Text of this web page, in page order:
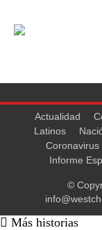
Actualidad
Latinos
Coronavirus
Informe
©
Más historias